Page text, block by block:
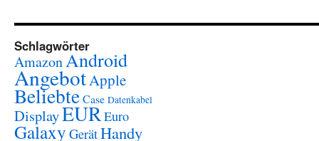
Schlagwörter
AmazonAndroid
AngebotApple
BeliebteCase Datenkabel
DisplayEUREuro
Galaxy GerätHandy